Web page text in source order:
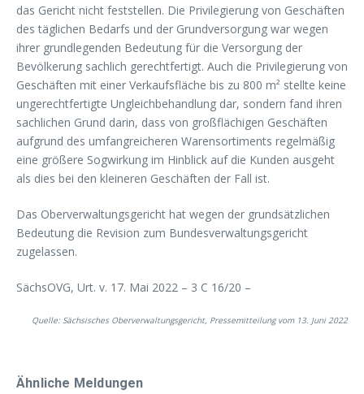
das Gericht nicht feststellen. Die Privilegierung von Geschäften
des täglichen Bedarfs und der Grundversorgung war wegen
ihrer grundlegenden Bedeutung für die Versorgung der
Bevölkerung sachlich gerechtfertigt. Auch die Privilegierung von
Geschäften mit einer Verkaufsfläche bis zu 800 m² stellte keine
ungerechtfertigte Ungleichbehandlung dar, sondern fand ihren
sachlichen Grund darin, dass von großflächigen Geschäften
aufgrund des umfangreicheren Warensortiments regelmäßig
eine größere Sogwirkung im Hinblick auf die Kunden ausgeht
als dies bei den kleineren Geschäften der Fall ist.
Das Oberverwaltungsgericht hat wegen der grundsätzlichen
Bedeutung die Revision zum Bundesverwaltungsgericht
zugelassen.
SächsOVG, Urt. v. 17. Mai 2022 – 3 C 16/20 –
Quelle: Sächsisches Oberverwaltungsgericht, Pressemitteilung vom 13. Juni 2022
Ähnliche Meldungen